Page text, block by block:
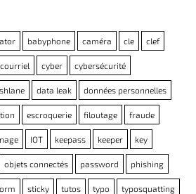
babyphone caméra cle clef
courriel cyber cybersécurité
data leak données personnelles
escroquerie filoutage fraude
IOT keepass keeper key
objets connectés password phishing
sticky tutos typo typosquatting